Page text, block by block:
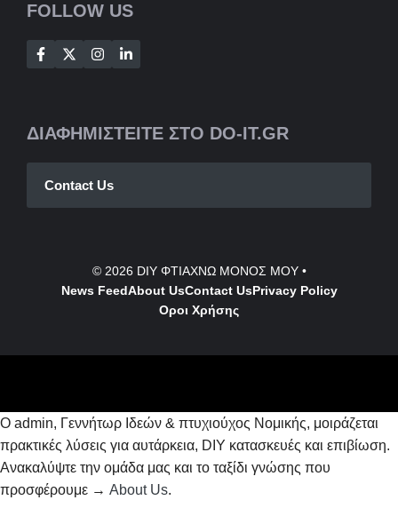
FOLLOW US
ΔΙΑΦΗΜΙΣΤΕΙΤΕ ΣΤΟ DO-IT.GR
Contact Us
© 2026 DIY ΦΤΙΑΧΝΩ ΜΟΝΟΣ ΜΟΥ•
News FeedAbout UsContactUsPrivacy Policy
Οροι Χρήσης
Ο admin, Γεννήτωρ Ιδεών & πτυχιούχος Νομικής, μοιράζεται
πρακτικές λύσεις για αυτάρκεια, DIY κατασκευές και επιβίωση.
Ανακαλύψτε την ομάδα μας και το ταξίδι γνώσης που
προσφέρουμε → About Us.